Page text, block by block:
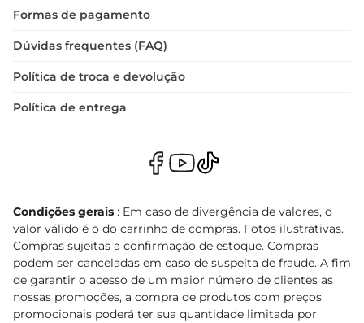
Formas de pagamento
Dúvidas frequentes (FAQ)
Política de troca e devolução
Política de entrega
Condições gerais : Em caso de divergência de valores, o
valor válido é o do carrinho de compras. Fotos ilustrativas.
Compras sujeitas a confirmação de estoque. Compras
podem ser canceladas em caso de suspeita de fraude. A fim
de garantir o acesso de um maior número de clientes as
nossas promoções, a compra de produtos com preços
promocionais poderá ter sua quantidade limitada por